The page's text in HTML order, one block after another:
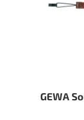
GEWA